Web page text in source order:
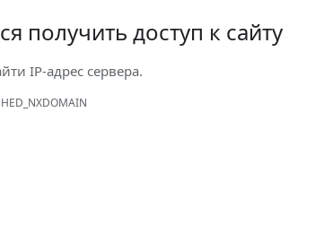
получить доступ к сайту
IP-адрес сервера.